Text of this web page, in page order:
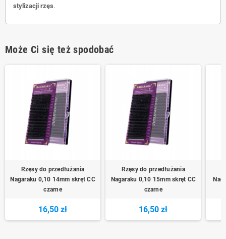
stylizacji rzęs.
Może Ci się też spodobać
Rzęsy do przedłużania
Nagaraku 0,10 14mm skręt CC
czarne
16,50 zł
Rzęsy do przedłużania
Nagaraku 0,10 15mm skręt CC
czarne
16,50 zł